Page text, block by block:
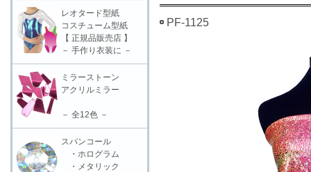
PF-1125
レオタード型紙
コスチューム型紙
【 正規品販売店 】
－ 手作り衣装に －
ミラーストーン
アクリルミラー
－ 全12色 －
スパンコール
・ホログラム
・メタリック